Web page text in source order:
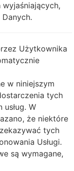
POBIERZ
Użytkownika
w niniejszym
tych
W
że niektóre
tych
Usługi.
są wymagane,